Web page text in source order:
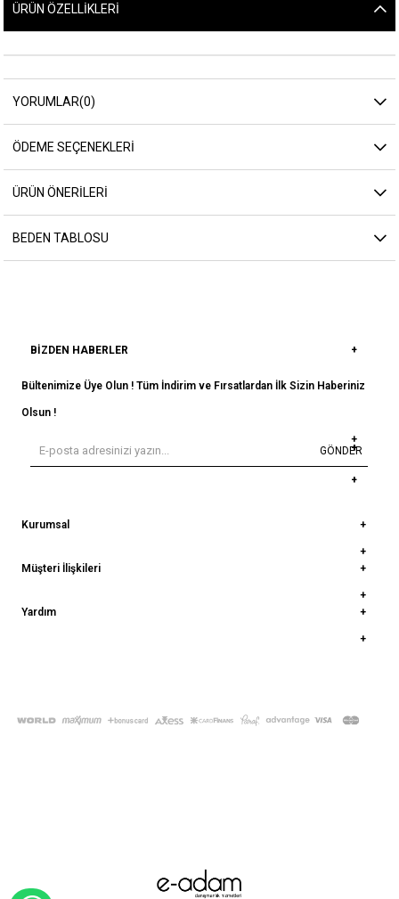
ÜRÜN ÖZELLIKLERI
YORUMLAR(0)
ÖDEME SEÇENEKLERI
ÜRÜN ÖNERILERI
BEDEN TABLOSU
BIZDEN HABERLER
Bültenimize Üye Olun ! Tüm İndirim ve Fırsatlardan İlk Sizin Haberiniz
Olsun !
GÖNDER
Kurumsal
Müşteri İlişkileri
Yardım